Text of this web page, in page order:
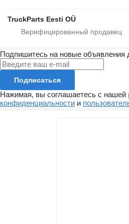
TruckParts Eesti OÜ
Подпишитесь на новые объявления
Подписаться
Нажимая, вы соглашаетесь с нашей
конфиденциальности и